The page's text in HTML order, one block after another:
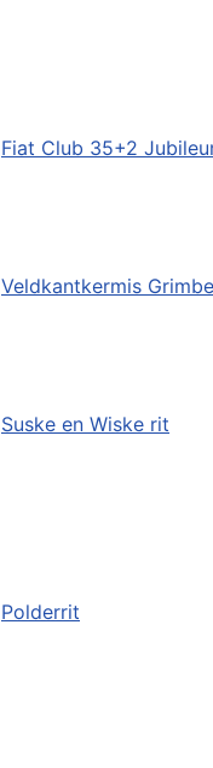
Fiat Club 35+2
Veldkantkermis
Suske en Wiske rit
Polderrit